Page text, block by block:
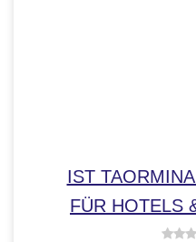
IST
FÜR HOTELS